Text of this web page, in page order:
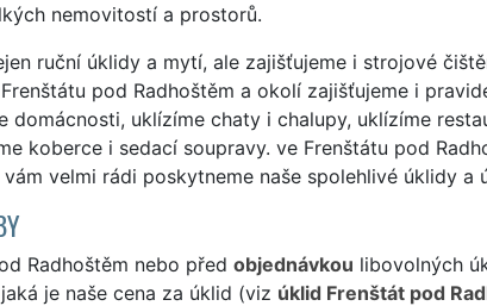
nemovitostí a prostorů.
ruční úklidy a mytí, ale zajišťujeme i strojové
pod Radhoštěm a okolí zajišťujeme i
uklízíme chaty i chalupy, uklízíme
koberce i sedací soupravy. ve Frenštátu pod
velmi rádi poskytneme naše spolehlivé úklidy a
Radhoštěm nebo před objednávkou libovolných
je naše cena za úklid (viz úklid Frenštát pod